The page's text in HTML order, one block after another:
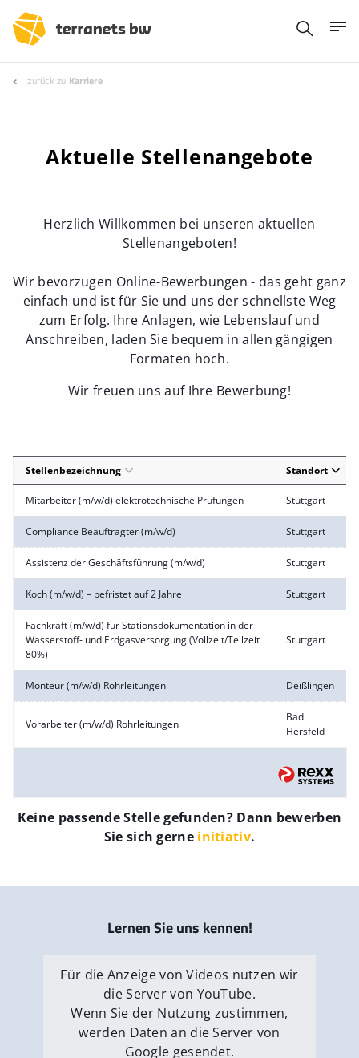
zurück zu Karriere
Aktuelle Stellenangebote
Herzlich Willkommen bei unseren aktuellen
Stellenangeboten!
Wir bevorzugen Online-Bewerbungen - das geht ganz
einfach und ist für Sie und uns der schnellste Weg
zum Erfolg. Ihre Anlagen, wie Lebenslauf und
Anschreiben, laden Sie bequem in allen gängigen
Formaten hoch.
Wir freuen uns auf Ihre Bewerbung!
Stellenbezeichnung Standort
Mitarbeiter (m/w/d) elektrotechnische Prüfungen Stuttgart
Compliance Beauftragter (m/w/d) Stuttgart
Assistenz der Geschäftsführung (m/w/d) Stuttgart
Koch (m/w/d) – befristet auf 2 Jahre Stuttgart
Fachkraft (m/w/d) für Stationsdokumentation in der
Wasserstoff- und Erdgasversorgung (Vollzeit/Teilzeit
80%)
Stuttgart
Monteur (m/w/d) Rohrleitungen Deißlingen
Vorarbeiter (m/w/d) Rohrleitungen
Bad
Hersfeld
Keine passende Stelle gefunden? Dann bewerben
Sie sich gerne initiativ.
Lernen Sie uns kennen!
Für die Anzeige von Videos nutzen wir
die Server von YouTube.
Wenn Sie der Nutzung zustimmen,
werden Daten an die Server von
Google gesendet.